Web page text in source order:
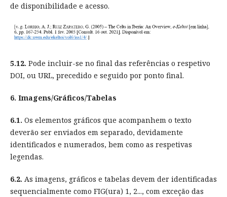
de disponibilidade e acesso.
5.12. Pode incluir-se no final das referências o respetivo
DOI, ou URL, precedido e seguido por ponto final.
6. Imagens/Gráficos/Tabelas
6.1. Os elementos gráficos que acompanhem o texto
deverão ser enviados em separado, devidamente
identificados e numerados, bem como as respetivas
legendas.
6.2. As imagens, gráficos e tabelas devem der identificadas
sequencialmente como FIG(ura) 1, 2..., com exceção das